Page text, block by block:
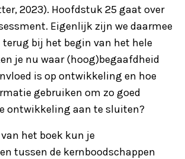
2023). Hoofdstuk 25 gaat over
Eigenlijk zijn we daarmee
terug bij het begin van het hele
je nu waar (hoog)begaafdheid
is op ontwikkeling en hoe
gebruiken om zo goed
ontwikkeling aan te sluiten?
het boek kun je
tussen de kernboodschappen